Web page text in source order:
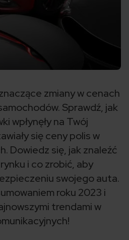
zmiany w cenach
Sprawdź, jak
wpłynęły na Twój
się ceny polis w
Dowiedz się, jak znaleźć
i co zrobić, aby
swojego auta.
roku 2023 i
trendami w